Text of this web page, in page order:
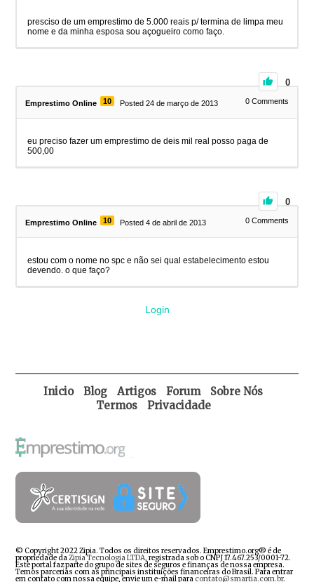
presciso de um emprestimo de 5.000 reais p/ termina de limpa meu
nome e da minha esposa sou açogueiro como faço.
0
Emprestimo Online 10 Posted 24 de março de 2013 0Comments
eu preciso fazer um emprestimo de deis mil real posso paga de
500,00
0
Emprestimo Online 10 Posted 4 de abril de 2013 0Comments
estou com o nome no spc e não sei qual estabelecimento estou
devendo. o que faço?
Login
Inicio Blog Artigos Forum
Sobre Nós
Termos
Privacidade
© Copyright 2022 Zipia. Todos os direitos reservados. Emprestimo.org® é de
propriedade daZipia Tecnologia LTDA, registrada sob o CNPJ 17.467.253/0001-72.
Este portal faz parte do grupo de sites de seguros e finanças de nossa empresa.
Temos parcerias com as principais instituições financeiras do Brasil. Para entrar
em contato com nossa equipe, envie um e-mail paracontato@smartia.com.br.